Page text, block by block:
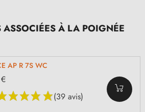
ASSOCIÉES À LA POIGNÉE
AP R 7S WC
(39 avis)